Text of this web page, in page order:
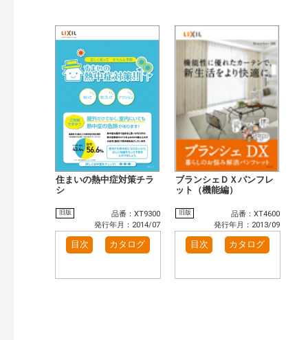
住まいの熱中症対策チラ
シ
旧版
品番：XT9300
発行年月：2014/07
目次 カタログ
ブランシェＤＸパンフレ
ット（機能編）
旧版
品番：XT4600
発行年月：2013/09
目次 カタログ